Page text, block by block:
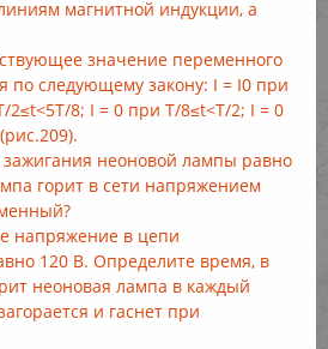
магнитной индукции, а
значение переменного
по следующему закону: I = I0 при
8; I = 0 при T/8≤t<T/2; I = 0
неоновой лампы равно
горит в сети напряжением
напряжение в цепи
120 В. Определите время, в
неоновая лампа в каждый
и гаснет при